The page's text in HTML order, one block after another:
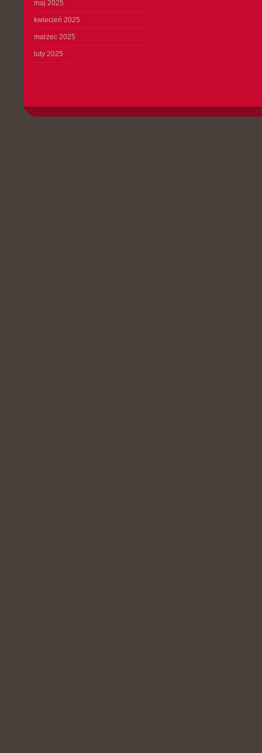
maj 2025
kwiecień 2025
marzec 2025
luty 2025